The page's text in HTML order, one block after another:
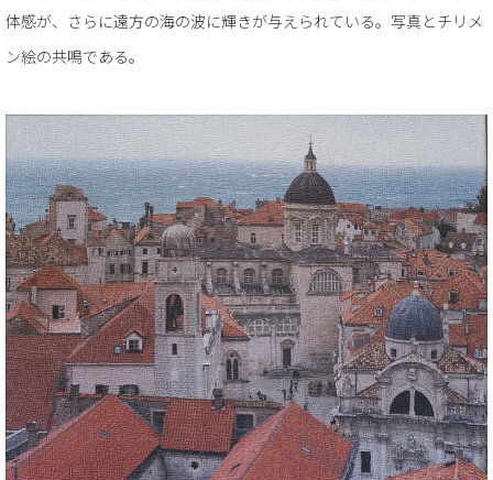
体感が、さらに遠方の海の波に輝きが与えられている。写真とチリメ
ン絵の共鳴である。